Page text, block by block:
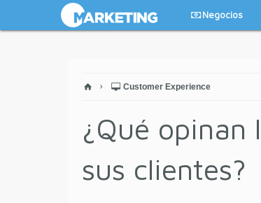
Negocios
Customer Experience
¿Qué opinan
sus clientes?